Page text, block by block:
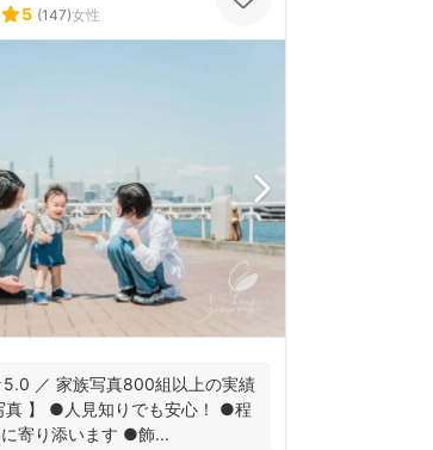
5 (147)女性
／ 家族写真800組以上の実績
真 】 ●人見知りでも安心！ ●程
寄り添います ●飾...